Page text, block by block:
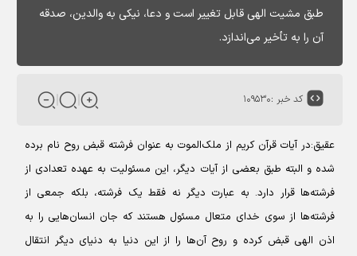
طبق مشیت الهی قابل تغییر است و دعا، نیکی به والدین، صدقه
آن را به تأخیر می‌اندازد.
کد خبر :۱۰۹۵۳۰
عقیق:در آیات قرآن کریم از ملک‌الموت به عنوان فرشته قبض روح نام برده
شده و البته طبق بعضی از آیات دیگر، این مسئولیت به عهده تعدادی از
فرشته‌ها قرار دارد. به عبارت دیگر نه فقط یک فرشته، بلکه جمعی از
فرشته‌ها از سوی خدای متعال مسئول هستند که جان انسان‌هایی را به
اذن الهی قبض کرده و روح آن‌ها را از این دنیا به دنیای دیگر انتقال